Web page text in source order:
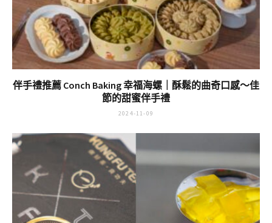
伴手禮推薦 Conch Baking 幸福海螺｜酥鬆的曲奇口感～佳
節的甜蜜伴手禮
2024-11-09